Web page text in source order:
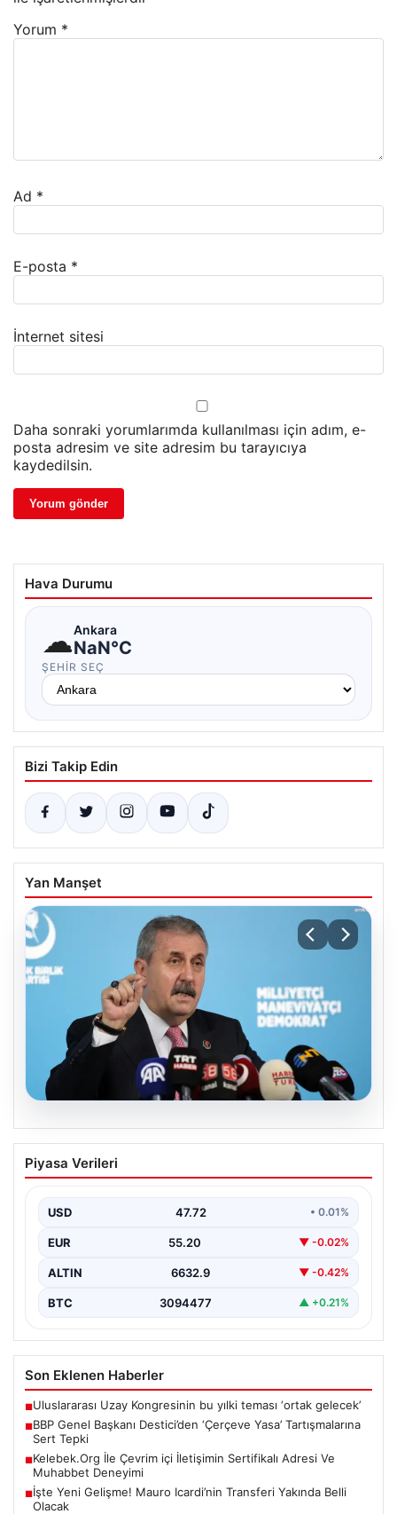
Yorum *
Ad *
E-posta *
İnternet sitesi
Daha sonraki yorumlarımda kullanılması için adım, e-
posta adresim ve site adresim bu tarayıcıya
kaydedilsin.
Hava Durumu
☁Ankara
NaN°C
ŞEHIR SEÇ
Bizi Takip Edin
Yan Manşet
BBP Genel Başkanı Destici’den
‘Çerçeve Yasa’ Tartışmalarına Sert
Büyük Birlik Partisi (BBP) Genel Başkanı Mustafa
toplantısında…
Piyasa Verileri
USD 47.72 • 0.01%
EUR 55.20 ▼ -0.02%
ALTIN 6632.9 ▼ -0.42%
BTC 3094477 ▲ +0.21%
Son Eklenen Haberler
■Uluslararası Uzay Kongresinin bu yılki teması ‘ortak gelecek’
■BBP Genel Başkanı Destici’den ‘Çerçeve Yasa’ Tartışmalarına
Sert Tepki
■Kelebek.Org İle Çevrim içi İletişimin Sertifikalı Adresi Ve
Muhabbet Deneyimi
■İşte Yeni Gelişme! Mauro Icardi’nin Transferi Yakında Belli
Olacak